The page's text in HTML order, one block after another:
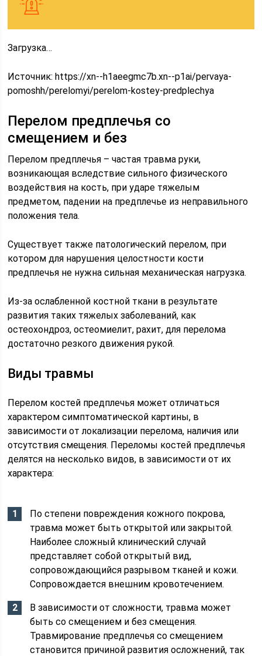
Загрузка…
Источник:https://xn--h1aeegmc7b.xn--p1ai/pervaya-
pomoshh/perelomyi/perelom-kostey-predplechya
Перелом предплечья со
смещением и без
Перелом предплечья – частая травма руки,
возникающая вследствие сильного физического
воздействия на кость, при ударе тяжелым
предметом, падении на предплечье из неправильного
положения тела.
Существует также патологический перелом, при
котором для нарушения целостности кости
предплечья не нужна сильная механическая нагрузка.
Из-за ослабленной костной ткани в результате
развития таких тяжелых заболеваний, как
остеохондроз, остеомиелит, рахит, для перелома
достаточно резкого движения рукой.
Виды травмы
Перелом костей предплечья может отличаться
характером симптоматической картины, в
зависимости от локализации перелома, наличия или
отсутствия смещения. Переломы костей предплечья
делятся на несколько видов, в зависимости от их
характера:
По степени повреждения кожного покрова,
травма может быть открытой или закрытой.
Наиболее сложный клинический случай
представляет собой открытый вид,
сопровождающийся разрывом тканей и кожи.
Сопровождается внешним кровотечением.
В зависимости от сложности, травма может
быть со смещением и без смещения.
Травмирование предплечья со смещением
становится причиной развития осложнений, так